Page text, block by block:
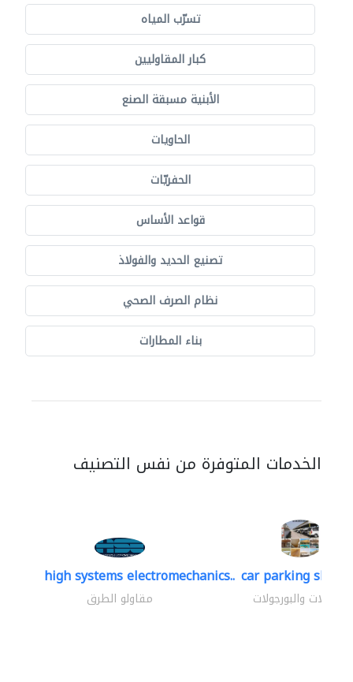
تسرّب المياه
كبار المقاوليين
الأبنية مسبقة الصنع
الحاويات
الحفريّات
قواعد الأساس
تصنيع الحديد والفولاذ
نظام الصرف الصحي
بناء المطارات
الخدمات المتوفرة من نفس التصنيف
high systems electromechanics..
مقاولو الطرق
car parking
المظلات والبورجولات